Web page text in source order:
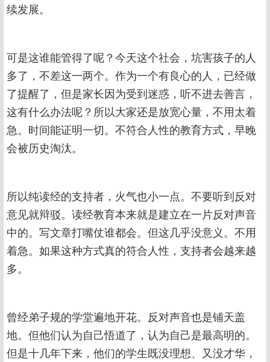
续发展。
可是这谁能管得了呢？今天这个社会，坑害孩子的人
多了，不差这一两个。作为一个有良心的人，已经做
了提醒了，但是家长因为受到迷惑，听不进去善言，
这有什么办法呢？所以大家还是放宽心量，不用太着
急。时间能证明一切。不符合人性的教育方式，早晚
会被历史淘汰。
所以纯读经的支持者，火气也小一点。不要听到反对
意见就辩驳。读经教育本来就是建立在一片反对声音
中的。写文章打嘴仗谁都会。但这几乎没意义。不用
着急。如果这种方式真的符合人性，支持者会越来越
多。
曾经弟子规的学堂遍地开花。反对声音也是铺天盖
地。但他们认为自己悟道了，认为自己是最高明的。
但是十几年下来，他们的学生既没理想、又没才华，